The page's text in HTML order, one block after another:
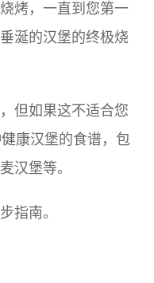
烤，一直到您第一
涎的汉堡的终极烧
但如果这不适合您
康汉堡的食谱，包
汉堡等。
指南。